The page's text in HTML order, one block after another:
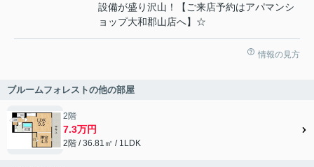
設備が盛り沢山！【ご来店予約はアパマンシ
ョップ大和郡山店へ】☆
情報の見方
ブルームフォレストの他の部屋
2階
7.3万円
2階 / 36.81㎡ / 1LDK